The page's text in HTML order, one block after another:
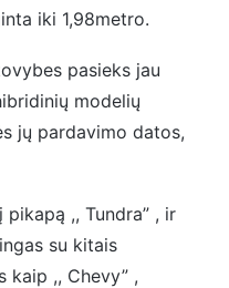
iki 1,98metro.
pasieks jau
modelių
jų pardavimo datos,
pikapą ,, Tundra” , ir
su kitais
kaip ,, Chevy” ,